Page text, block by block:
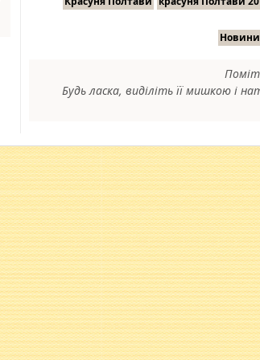
Новини
Будь ласка, виділіть її мишкою і